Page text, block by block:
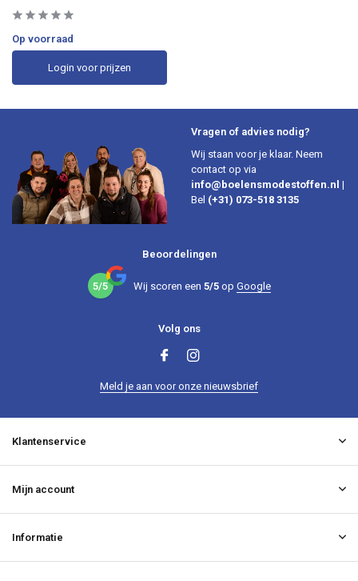
Op voorraad
Login voor prijzen
Vragen of advies nodig?
Wij staan voor je klaar. Neem
contact op via
info@boelensmodestoffen.nl |
Bel (+31) 073-518 3135
Beoordelingen
5/5 Wij scoren een 5/5op Google
Volg ons
Meld je aan voor onze nieuwsbrief
Klantenservice
Mijn account
Informatie